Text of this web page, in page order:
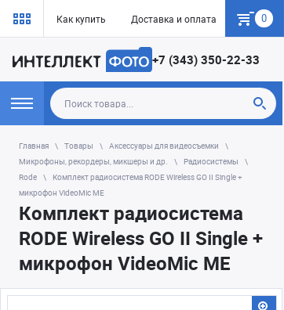
Как купить Доставка и оплата Гарантия
0
+7 (343) 350-22-33
Главная Товары
Аксессуары для видеосъемки
Микрофоны, рекордеры, микшеры и др.
Радиосистемы
Rode
Комплект радиосистема RODE Wireless GO II Single +
микрофон VideoMic ME
Комплект радиосистема
RODE Wireless GO II Single +
микрофон VideoMic ME